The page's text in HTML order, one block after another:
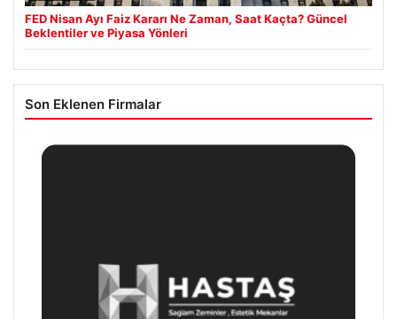
FED Nisan Ayı Faiz Kararı Ne Zaman, Saat Kaçta? Güncel
Beklentiler ve Piyasa Yönleri
Son Eklenen Firmalar